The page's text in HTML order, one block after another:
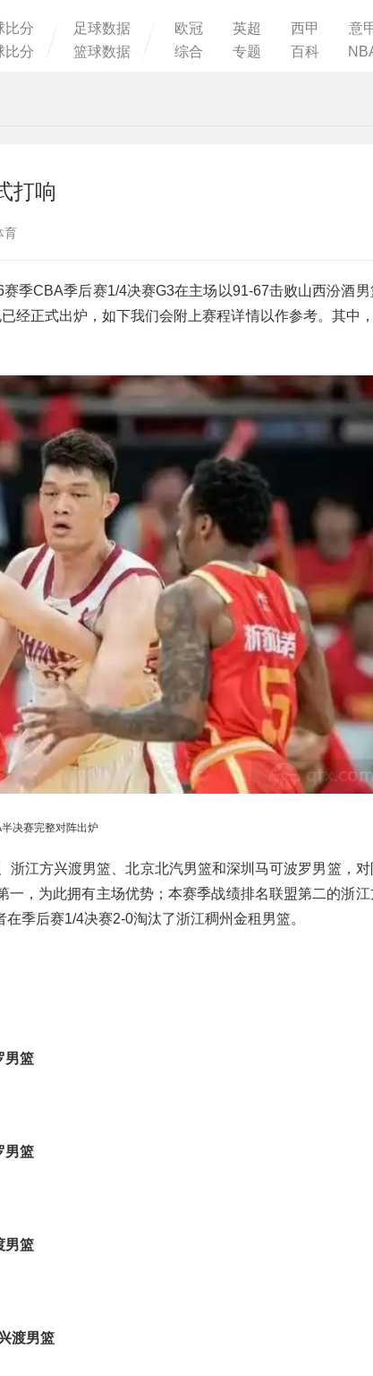
比分
比分
足球数据
篮球数据
欧冠 英超 西甲
意
综合
专题 百科
打响
育
季CBA季后赛1/4决赛G3在主场以91-67击败山西汾酒
经正式出炉，如下我们会附上赛程详情以作参考。其中
决赛完整对阵出炉
江方兴渡男篮、北京北汽男篮和深圳马可波罗男篮，
，为此拥有主场优势；本赛季战绩排名联盟第二的浙
季后赛1/4决赛2-0淘汰了浙江稠州金租男篮。
男篮
男篮
男篮
渡男篮